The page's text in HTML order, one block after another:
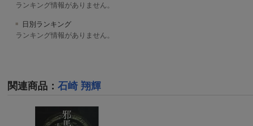
ランキング情報がありません。
日別ランキング
ランキング情報がありません。
関連商品 ： 石崎 翔輝